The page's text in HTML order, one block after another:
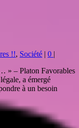
!!, Société 0
» – Platon Favorables
a émergé
à un besoin